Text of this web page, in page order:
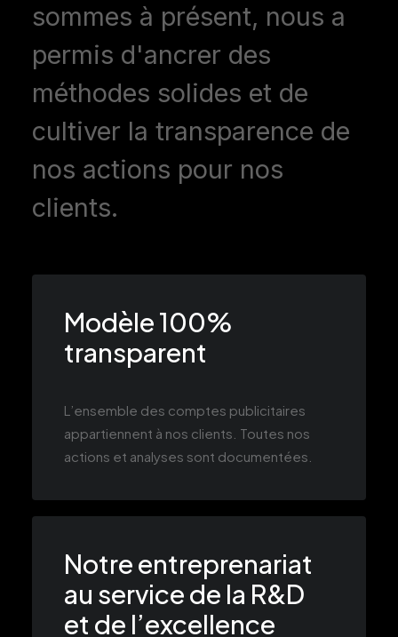
sommes à présent, nous a
permis d'ancrer des
méthodes solides et de
cultiver la transparence de
nos actions pour nos
clients.
Modèle 100%
transparent
L’ensemble des comptes publicitaires
appartiennent à nos clients. Toutes nos
actions et analyses sont documentées.
Notre entreprenariat
au service de la R&D
et de l’excellence